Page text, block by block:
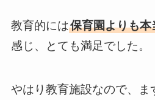
教育的には保育園よりも
感じ、とても満足でした。
やはり教育施設なので、ま